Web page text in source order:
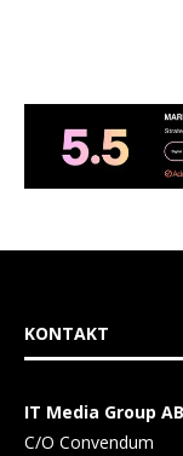
KONTAKT
IT Media Group AB
C/O Convendum